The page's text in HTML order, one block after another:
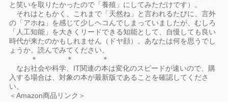
と笑いを取りたかったので「養殖」にしてみただけです）。
それはともかく、これまで「天然ね」と言われるたびに、言外
の「アホね」を感じて少しヘコんでしまっていましたが、むしろ
「人工知能」を大きくリードできる知能として、自慢しても良い
時代が来たのかもしれません（ドヤ顔）。あなたは何を思うでし
ょうか。読んでみてください。
＊ ＊ ＊
なお社会や科学、IT関連の本は変化のスピードが速いので、購
入する場合は、対象の本が最新版であることを確認してくださ
い。
＜Amazon商品リンク＞